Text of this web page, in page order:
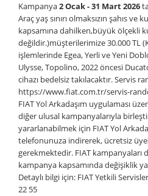
Kampanya2 Ocak - 31 Mart 2026
Araç yaş sınırı olmaksızın şahıs
kapsamına dahilken,büyük ölçekli
değildir.)müşterilerimize 30.000 TL
işlemlerinde Egea, Yerli ve Yeni
Ulysse, Topolino, 2022 öncesi
cihazı bedelsiz takılacaktır. Servis
https://www.fiat.com.tr/servis-
FIAT Yol Arkadaşım uygulaması
diğer ulusal kampanyalarıyla
yararlanabilmek için FIAT Yol
telefonunuza indirerek, ücretsiz
gerekmektedir. FIAT
kampanya kapsamında değişiklik
Detaylı bilgi için: FIAT Yetkili
22 55